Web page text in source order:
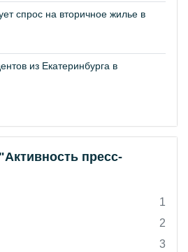
спрос на вторичное жилье в
из Екатеринбурга в
пресс-
1
2
3